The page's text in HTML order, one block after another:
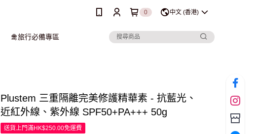
0 中文 (香港)
🛅旅行必備專區
Plustem 三重隔離完美修護精華素 - 抗藍光、
近紅外線、紫外線 SPF50+PA+++ 50g
送貨上門滿HK$250.00免運費